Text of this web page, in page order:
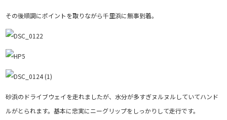
その後順調にポイントを取りながら千里浜に無事到着。
砂浜のドライブウェイを走れましたが、水分が多すぎヌルヌルしていてハンド
ルがとられます。基本に忠実にニーグリップをしっかりして走行です。